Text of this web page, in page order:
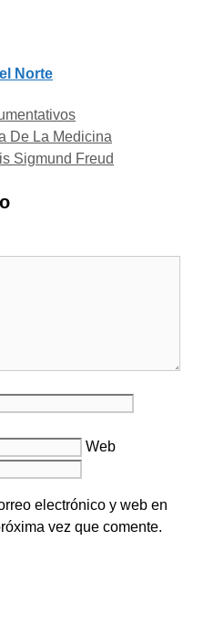
Norte
De La Medicina
Sigmund Freud
Web
electrónico y web en
vez que comente.